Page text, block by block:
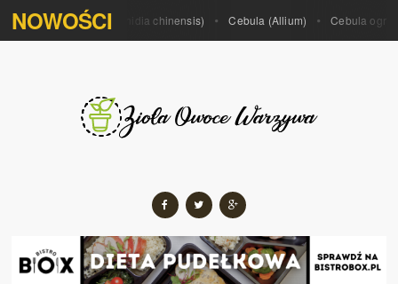
NOWOŚCIKiwi (Actinidia chinensis) Cebula (Allium) Cebula